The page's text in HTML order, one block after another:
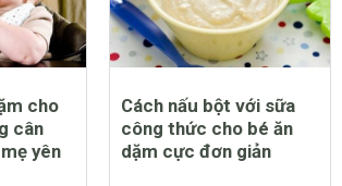
cho
cân
yên
Cách nấu bột với sữa
công thức cho bé ăn
dặm cực đơn giản